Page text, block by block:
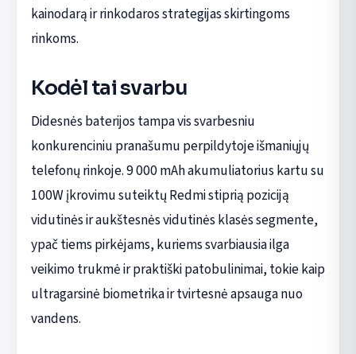
kainodarą ir rinkodaros strategijas skirtingoms
rinkoms.
Kodėl tai svarbu
Didesnės baterijos tampa vis svarbesniu
konkurenciniu pranašumu perpildytoje išmaniųjų
telefonų rinkoje. 9 000 mAh akumuliatorius kartu su
100W įkrovimu suteiktų Redmi stiprią poziciją
vidutinės ir aukštesnės vidutinės klasės segmente,
ypač tiems pirkėjams, kuriems svarbiausia ilga
veikimo trukmė ir praktiški patobulinimai, tokie kaip
ultragarsinė biometrika ir tvirtesnė apsauga nuo
vandens.